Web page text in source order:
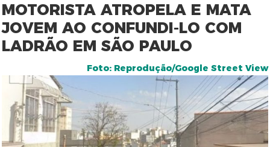
MOTORISTA ATROPELA E MATA
JOVEM AO CONFUNDI-LO COM
LADRÃO EM SÃO PAULO
Foto: Reprodução/Google Street View